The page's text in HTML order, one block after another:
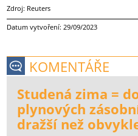
Zdroj: Reuters
Datum vytvoření: 29/09/2023
KOMENTÁŘE
Studená zima =
plynových
dražší než